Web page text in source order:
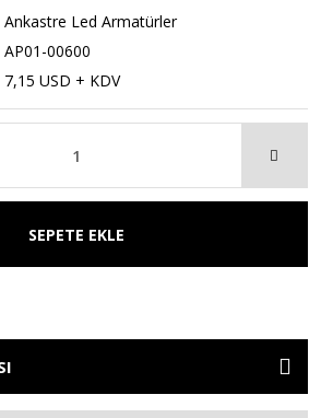
Ankastre Led Armatürler
AP01-00600
7,15 USD + KDV
SEPETE EKLE